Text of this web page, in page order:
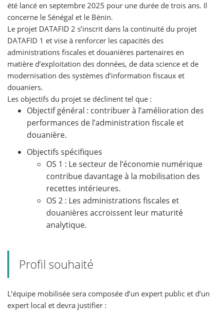
été lancé en septembre 2025 pour une durée de trois ans. Il
concerne le Sénégal et le Bénin.
Le projet DATAFID 2 s’inscrit dans la continuité du projet
DATAFID 1 et vise à renforcer les capacités des
administrations fiscales et douanières partenaires en
matière d’exploitation des données, de data science et de
modernisation des systèmes d’information fiscaux et
douaniers.
Les objectifs du projet se déclinent tel que :
Objectif général : contribuer à l’amélioration des
performances de l’administration fiscale et
douanière.
Objectifs spécifiques
OS 1 : Le secteur de l’économie numérique
contribue davantage à la mobilisation des
recettes intérieures.
OS 2 : Les administrations fiscales et
douanières accroissent leur maturité
analytique.
Profil souhaité
L’équipe mobilisée sera composée d’un expert public et d’un
expert local et devra justifier :